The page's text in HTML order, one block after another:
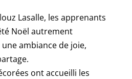
Lasalle, les apprenants
Noël autrement
ambiance de joie,
ont accueilli les